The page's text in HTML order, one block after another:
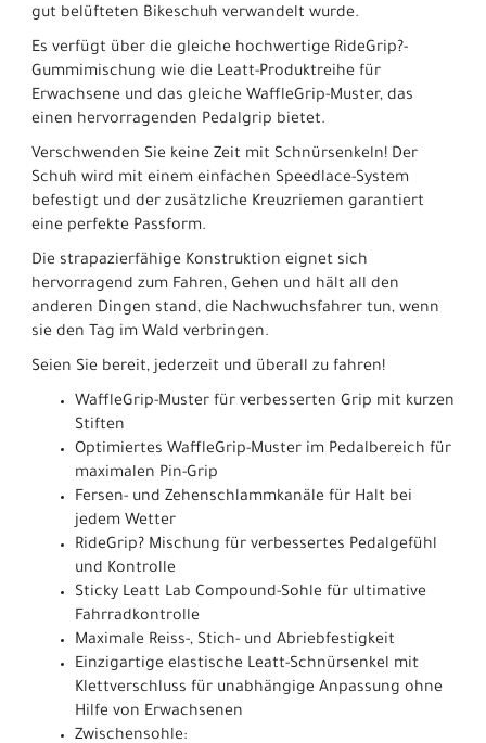
gut belüfteten Bikeschuh verwandelt wurde.
Es verfügt über die gleiche hochwertige RideGrip?-
Gummimischung wie die Leatt-Produktreihe für
Erwachsene und das gleiche WaffleGrip-Muster, das
einen hervorragenden Pedalgrip bietet.
Verschwenden Sie keine Zeit mit Schnürsenkeln! Der
Schuh wird mit einem einfachen Speedlace-System
befestigt und der zusätzliche Kreuzriemen garantiert
eine perfekte Passform.
Die strapazierfähige Konstruktion eignet sich
hervorragend zum Fahren, Gehen und hält all den
anderen Dingen stand, die Nachwuchsfahrer tun, wenn
sie den Tag im Wald verbringen.
Seien Sie bereit, jederzeit und überall zu fahren!
WaffleGrip-Muster für verbesserten Grip mit kurzen
Stiften
Optimiertes WaffleGrip-Muster im Pedalbereich für
maximalen Pin-Grip
Fersen- und Zehenschlammkanäle für Halt bei
jedem Wetter
RideGrip? Mischung für verbessertes Pedalgefühl
und Kontrolle
Sticky Leatt Lab Compound-Sohle für ultimative
Fahrradkontrolle
Maximale Reiss-, Stich- und Abriebfestigkeit
Einzigartige elastische Leatt-Schnürsenkel mit
Klettverschluss für unabhängige Anpassung ohne
Hilfe von Erwachsenen
Zwischensohle: